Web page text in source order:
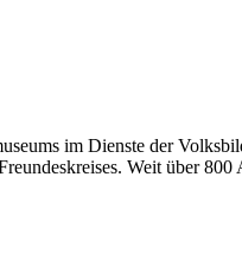
im Dienste der
Weit über